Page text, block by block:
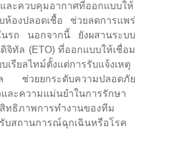
ละควบคุมอากาศที่ออกแบบให้
ห้องปลอดเชื้อ ช่วยลดการแพร่
นรถ นอกจากนี้ ยังผสานระบบ
จิทัล (ETO) ที่ออกแบบให้เชื่อม
เรียลไทม์ตั้งแต่การรับแจ้งเหตุ
ล ช่วยยกระดับความปลอดภัย
และความแม่นยำในการรักษา
ทธิภาพการทำงานของทีม
บสถานการณ์ฉุกเฉินหรือโรค